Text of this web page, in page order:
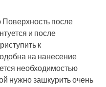
после
и после
к
на нанесение
необходимостью
нужно зашкурить очень